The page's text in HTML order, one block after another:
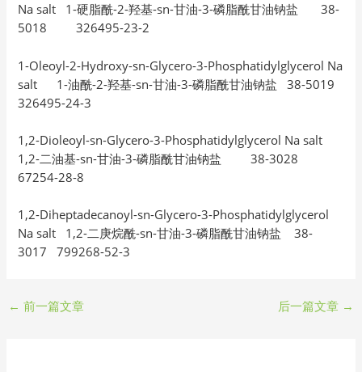
Na salt 1-硬脂酰-2-羟基-sn-甘油-3-磷脂酰甘油钠盐 38-
5018 326495-23-2
1-Oleoyl-2-Hydroxy-sn-Glycero-3-Phosphatidylglycerol Na
salt 1-油酰-2-羟基-sn-甘油-3-磷脂酰甘油钠盐 38-5019
326495-24-3
1,2-Dioleoyl-sn-Glycero-3-Phosphatidylglycerol Na salt
1,2-二油基-sn-甘油-3-磷脂酰甘油钠盐 38-3028
67254-28-8
1,2-Diheptadecanoyl-sn-Glycero-3-Phosphatidylglycerol
Na salt 1,2-二庚烷酰-sn-甘油-3-磷脂酰甘油钠盐 38-
3017 799268-52-3
← 前一篇文章 后一篇文章 →